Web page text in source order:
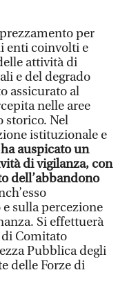
per
enti coinvolti e
attività di
e del degrado
assicurato al
nelle aree
storico. Nel
istituzionale e
auspicato un
di vigilanza, con
dell’abbandono
sulla percezione
Si effettuerà
Comitato
Pubblica degli
delle Forze di